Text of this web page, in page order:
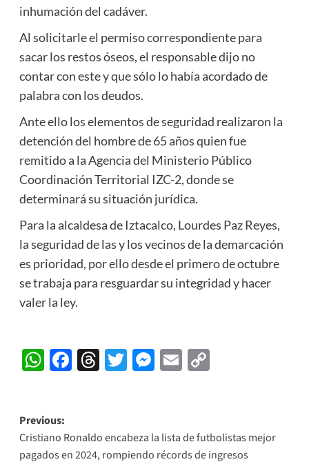
inhumación del cadáver.
Al solicitarle el permiso correspondiente para
sacar los restos óseos, el responsable dijo no
contar con este y que sólo lo había acordado de
palabra con los deudos.
Ante ello los elementos de seguridad realizaron la
detención del hombre de 65 años quien fue
remitido a la Agencia del Ministerio Público
Coordinación Territorial IZC-2, donde se
determinará su situación jurídica.
Para la alcaldesa de Iztacalco, Lourdes Paz Reyes,
la seguridad de las y los vecinos de la demarcación
es prioridad, por ello desde el primero de octubre
se trabaja para resguardar su integridad y hacer
valer la ley.
WhatsApp
Facebook
Threads
Twitter
Messenger
EmailCopy
Post
navigation
Previous:
Cristiano Ronaldo encabeza la lista de futbolistas mejor
pagados en 2024, rompiendo récords de ingresos